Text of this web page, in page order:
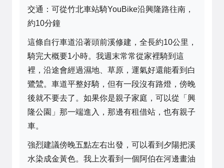
交通：可從竹北車站騎YouBike沿興隆路往南，
約10分鐘
這條自行車道沿著頭前溪修建，全長約10公里，
騎完大概要1小時。我週末常常從家裡騎到這
裡，沿途會經過濕地、草原，運氣好還能看到白
鷺鷥。車道平整好騎，但有一段沒有路燈，傍晚
後就不要去了。如果你是親子家庭，可以從「興
隆公園」那一端進入，那邊有租借站，也有親子
車。
強烈建議傍晚五點左右出發，可以看到夕陽把溪
水染成金黃色。我上次看到一個阿伯在河邊畫油